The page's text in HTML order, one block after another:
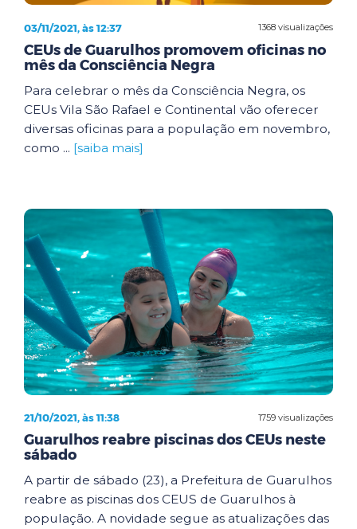
1368 visualizações
03/11/2021, às 12:37
CEUs de Guarulhos promovem oficinas no
mês da Consciência Negra
Para celebrar o mês da Consciência Negra, os
CEUs Vila São Rafael e Continental vão oferecer
diversas oficinas para a população em novembro,
como ... [saiba mais]
1759 visualizações
21/10/2021, às 11:38
Guarulhos reabre piscinas dos CEUs neste
sábado
A partir de sábado (23), a Prefeitura de Guarulhos
reabre as piscinas dos CEUS de Guarulhos à
população. A novidade segue as atualizações das